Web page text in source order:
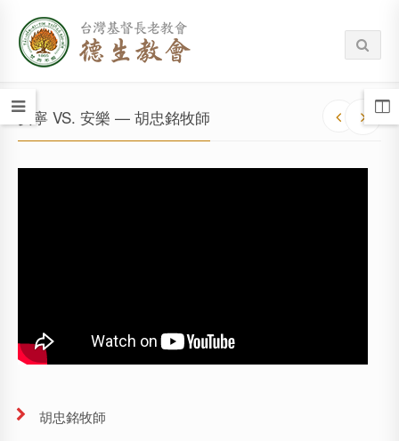
安寧 VS. 安樂 — 胡忠銘牧師
胡忠銘牧師